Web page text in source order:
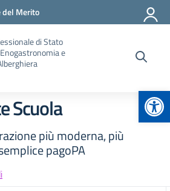
Merito
di Stato
e
Scuola
più moderna, più
pagoPA